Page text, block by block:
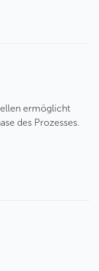
ermöglicht
des Prozesses.